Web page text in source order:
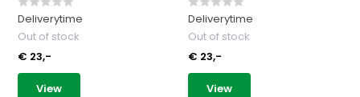
Deliverytime
Out of stock
€ 23,-
View
Deliverytime
Out of stock
€ 23,-
View